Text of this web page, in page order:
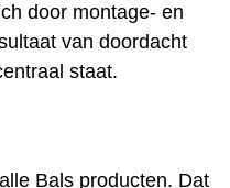
door montage- en
van doordacht
staat.
Bals producten. Dat